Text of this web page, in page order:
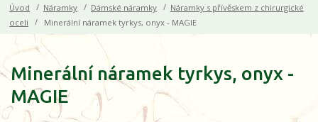
Úvod Náramky Dámské náramky
Náramky s přívěskem z chirurgické
oceli
Minerální náramek tyrkys, onyx - MAGIE
Minerální náramek tyrkys, onyx -
MAGIE